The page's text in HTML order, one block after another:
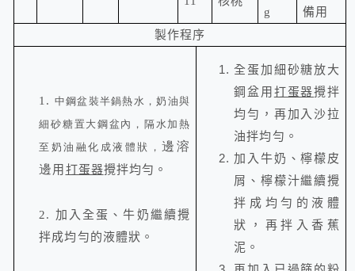
g
備用
製作程序
1. 中鋼盆裝半鍋熱水，奶油與
細砂糖置大鋼盆內，隔水加熱
至奶油融化成液體狀，邊溶
邊用 打蛋器攪拌均勻。
2. 加入 全蛋 、牛奶繼續攪
拌成均勻的液體狀。
全蛋加細砂糖放大
鋼盆用 打蛋器攪拌
均勻，再加入沙拉
油拌均勻。
加入 牛奶 、檸檬皮
屑 、 檸檬汁繼續攪
拌成均勻的液體
狀，再拌入香蕉
泥。